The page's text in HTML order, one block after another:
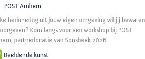
POST Arnhem
herinnering uit jouw eigen omgeving wil jij bewaren
Kom langs voor een workshop bij POST
partnerlocatie van Sonsbeek 2026.
Beeldende kunst